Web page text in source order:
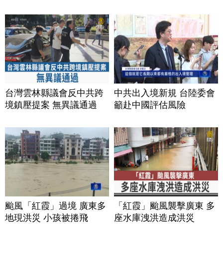
台灣雲林縣議會反中共跨
境鎮壓提案 無異議通過
中共出入境新規 台陸委會
籲赴中國評估風險
颱風「紅霞」過境 廣東多
地現洪災 小孩被捲飛
「紅霞」颱風襲擊廣東 多
座水庫洩洪造成洪災